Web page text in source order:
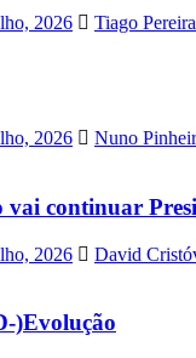
2026 Tiago Pereira
2026 Nuno
vai continuar
2026 David
)Evolução